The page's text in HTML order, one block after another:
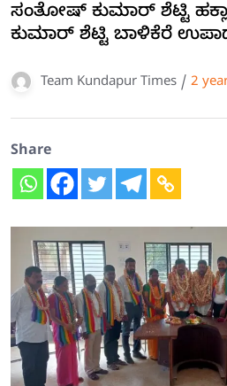
ಸಂತೋಷ್ ಕುಮಾರ್ ಶೆಟ್ಟಿ
ಕುಮಾರ್ ಶೆಟ್ಟಿ ಬಾಳಿಕೆರೆ
Team Kundapur Times / 2
Share